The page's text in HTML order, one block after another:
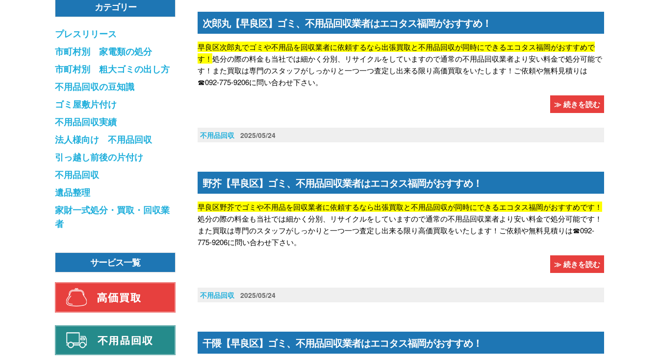
カテゴリー
プレスリリース
市町村別 家電類の処分
市町村別 粗大ゴミの出し方
不用品回収の豆知識
ゴミ屋敷片付け
不用品回収実績
法人様向け 不用品回収
引っ越し前後の片付け
不用品回収
遺品整理
家財一式処分・買取・回収業
者
サービス一覧
次郎丸【早良区】ゴミ、不用品回収業者はエコタス福岡がおすすめ！
早良区次郎丸でゴミや不用品を回収業者に依頼するなら出張買取と不用品回収が同時にできるエコタス福岡がおすすめで
す！処分の際の料金も当社では細かく分別、リサイクルをしていますので通常の不用品回収業者より安い料金で処分可能で
す！また買取は専門のスタッフがしっかりと一つ一つ査定し出来る限り高価買取をいたします！ご依頼や無料見積りは
☎092-775-9206に問い合わせ下さい。
≫ 続きを読む
不用品回収 2025/05/24
野芥【早良区】ゴミ、不用品回収業者はエコタス福岡がおすすめ！
早良区野芥でゴミや不用品を回収業者に依頼するなら出張買取と不用品回収が同時にできるエコタス福岡がおすすめです！
処分の際の料金も当社では細かく分別、リサイクルをしていますので通常の不用品回収業者より安い料金で処分可能です！
また買取は専門のスタッフがしっかりと一つ一つ査定し出来る限り高価買取をいたします！ご依頼や無料見積りは☎092-
775-9206に問い合わせ下さい。
≫ 続きを読む
不用品回収 2025/05/24
干隈【早良区】ゴミ、不用品回収業者はエコタス福岡がおすすめ！